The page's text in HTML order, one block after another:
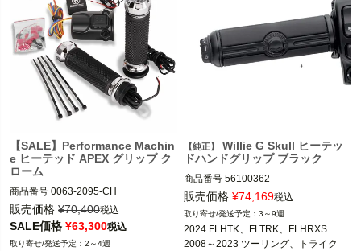
【SALE】Performance Machin
e ヒーテッド APEX グリップ ク
ローム
商品番号 0063-2095-CH
3OT：0631-0280
2015～2023 FLTRX、FLTRXS
販売価格 ¥70,400税込
SALE価格 ¥63,300税込
2～4週
【純正】
Willie G Skull ヒーテッ
ドハンドグリップ ブラック
商品番号 56100362
販売価格 ¥74,169税込
3～9週
2024 FLHTK、FLTRK、FLHRXS
2008～2023 ツーリング、トライク